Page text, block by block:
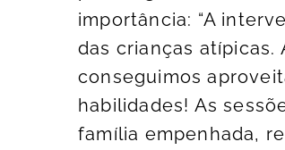
importância: “A
das crianças atípicas.
conseguimos
habilidades! As
família empenhada,